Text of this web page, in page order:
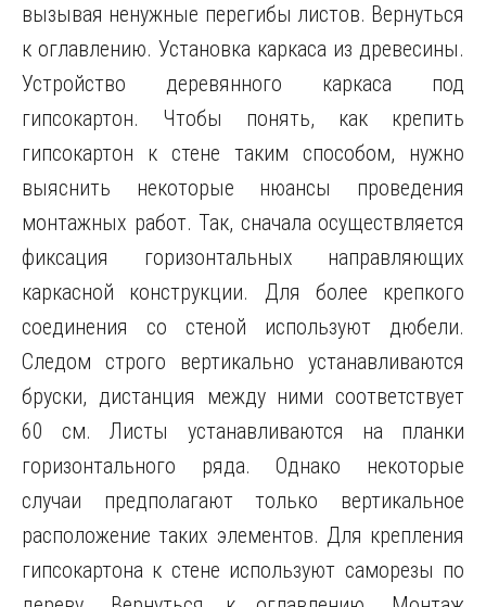
вызывая ненужные перегибы листов. Вернуться
к оглавлению. Установка каркаса из древесины.
Устройство деревянного каркаса под
гипсокартон. Чтобы понять, как крепить
гипсокартон к стене таким способом, нужно
выяснить некоторые нюансы проведения
монтажных работ. Так, сначала осуществляется
фиксация горизонтальных направляющих
каркасной конструкции. Для более крепкого
соединения со стеной используют дюбели.
Следом строго вертикально устанавливаются
бруски, дистанция между ними соответствует
60 см. Листы устанавливаются на планки
горизонтального ряда. Однако некоторые
случаи предполагают только вертикальное
расположение таких элементов. Для крепления
гипсокартона к стене используют саморезы по